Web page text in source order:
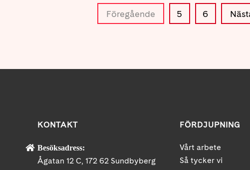
Föregående 5 6
KONTAKT
Besöksadress:
Ågatan 12 C, 172 62 Sundbyberg
FÖRDJUPNING
Vårt arbete
Så tycker vi